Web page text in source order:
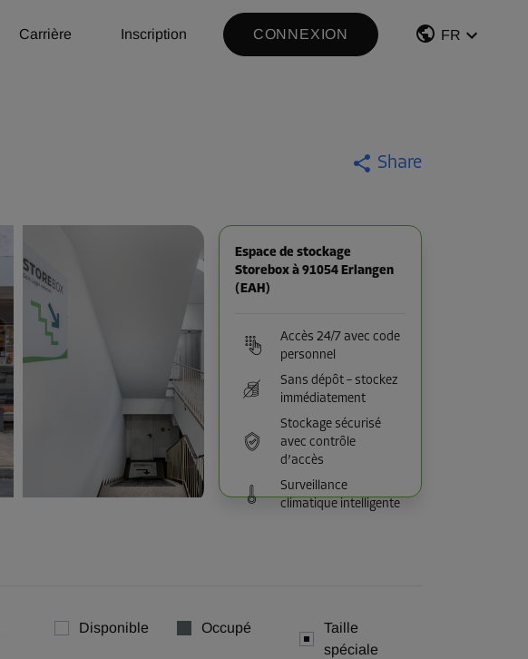
Carrière Inscription CONNEXION FR
Share
Espace de stockage
Storebox à 91054 Erlangen
(EAH)
Accès 24/7 avec code
personnel
Sans dépôt – stockez
immédiatement
Stockage sécurisé
avec contrôle
d’accès
Surveillance
climatique intelligente
Disponible Occupé
Taille
spéciale